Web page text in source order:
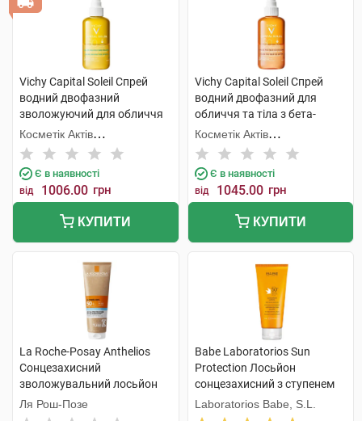
Vichy Capital Soleil Спрей
водний двофазний
зволожуючий для обличчя
та тіла з гіалуроновою
кислотою SPF50 200 мл 1
флакон
Косметік Актів
Інтернаціональ
Є в наявності
від 1006.00 грн
КУПИТИ
Vichy Capital Soleil Спрей
водний двофазний для
обличчя та тіла з бета-
каротином, що посилює
засмагу SPF50 200 мл 1
флакон
Косметік Актів
Інтернаціональ
Є в наявності
від 1045.00 грн
КУПИТИ
La Roche-Posay Anthelios
Сонцезахисний
зволожувальний лосьйон
для обличчя та тіла SPF50+
250 мл 1 туба
Ля Рош-Позе
Babe Laboratorios Sun
Protection Лосьйон
сонцезахисний з ступенем
захисту SPF 50+ і
заспокійливими активними
Laboratorios Babe, S.L.